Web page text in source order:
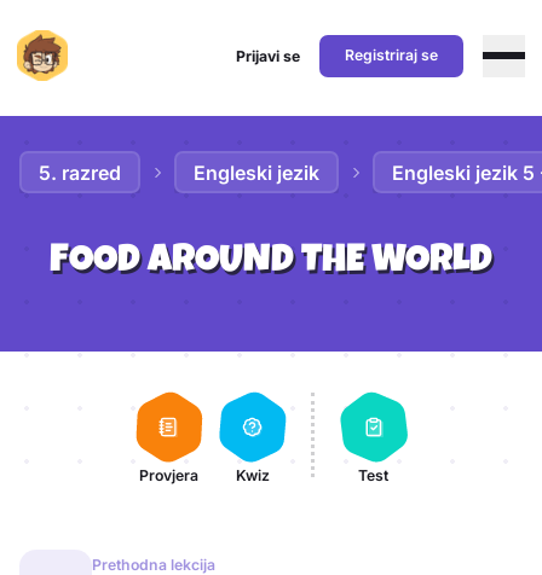
Prijavi se Registriraj se
5. razred Engleski jezik Engleski jezik 5
FOOD AROUND THE WORLD
Provjera Kwiz Test
Prethodna lekcija